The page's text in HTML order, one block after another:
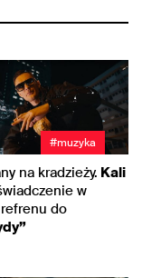
#muzyka
na kradzieży. Kali
w
do